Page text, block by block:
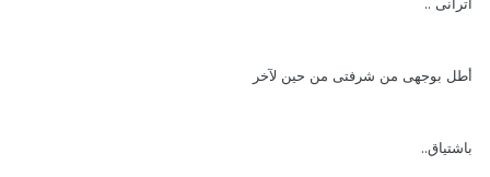
أترانى ..
أطل بوجهى من شرفتى من حين لآخر
باشتياق..